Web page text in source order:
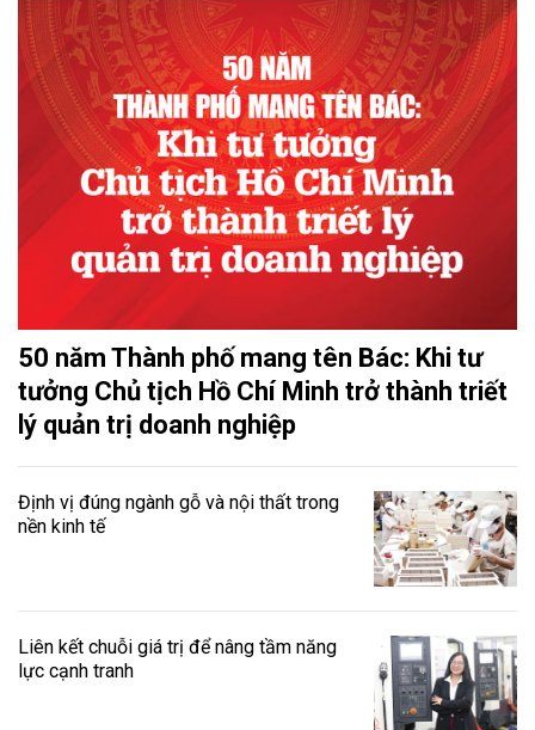
50 năm Thành phố mang tên Bác: Khi tư
tưởng Chủ tịch Hồ Chí Minh trở thành triết
lý quản trị doanh nghiệp
Định vị đúng ngành gỗ và nội thất trong
nền kinh tế
Liên kết chuỗi giá trị để nâng tầm năng
lực cạnh tranh